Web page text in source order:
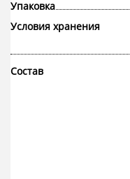
Упаковка
Условия хранения
Состав